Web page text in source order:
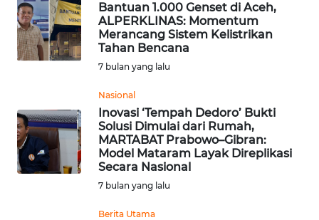
Bantuan 1.000 Genset di Aceh,
ALPERKLINAS: Momentum
Merancang Sistem Kelistrikan
Tahan Bencana
7 bulan yang lalu
Nasional
Inovasi ‘Tempah Dedoro’ Bukti
Solusi Dimulai dari Rumah,
MARTABAT Prabowo–Gibran:
Model Mataram Layak Direplikasi
Secara Nasional
7 bulan yang lalu
Berita Utama
WN
PAKPAK
WN
BEKASI
WN